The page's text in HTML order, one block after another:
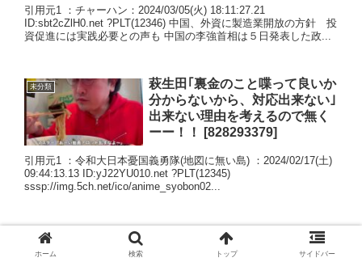
引用元1 ：チャーハン：2024/03/05(火) 18:11:27.21
ID:sbt2cZlH0.net ?PLT(12346) 中国、外資に製造業開放の方針 投
資促進には実践必要との声も 中国の李強首相は５日発表した政...
未分類
萩生田｢裏金のこと喋って良いか
分からないから、対応出来ない｣
出来ない理由を考えるので無く
ーー！！ [828293379]
引用元1 ：令和大日本憂国義勇隊(地図に無い島) ：2024/02/17(土)
09:44:13.13 ID:yJ22YU010.net ?PLT(12345)
sssp://img.5ch.net/ico/anime_syobon02...
ホーム 検索 トップ サイドバー